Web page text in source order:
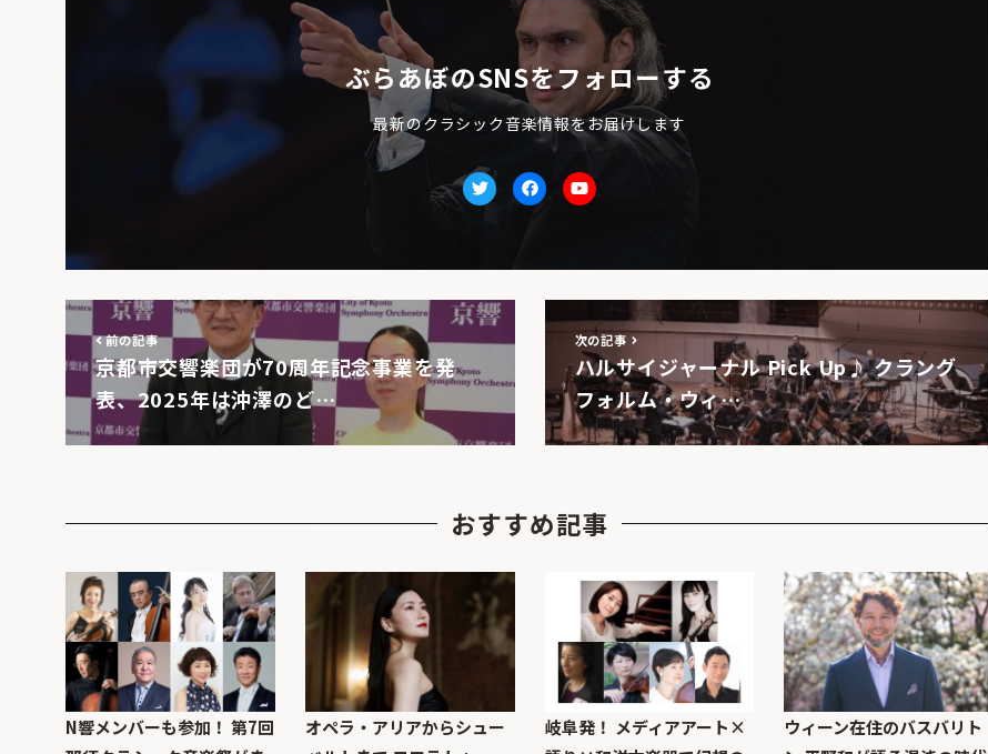
ぶらあぼのSNSをフォローする
最新のクラシック音楽情報をお届けします
TwitterfacebookYoutube
前の記事
京都市交響楽団が70周年記念事業を発
表、2025年は沖澤のど…
次の記事
ハルサイジャーナル Pick Up♪ クラング
フォルム・ウィ…
おすすめ記事
N響メンバーも参加！ 第7回
オペラ・アリアからシュー
岐阜発！ メディアアート×
ウィーン在住のバスバリト